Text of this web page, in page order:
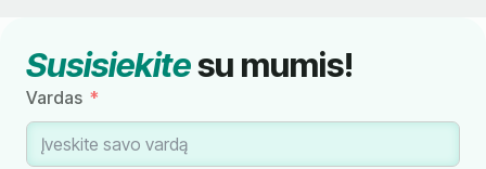
Susisiekitesu mumis!
Vardas